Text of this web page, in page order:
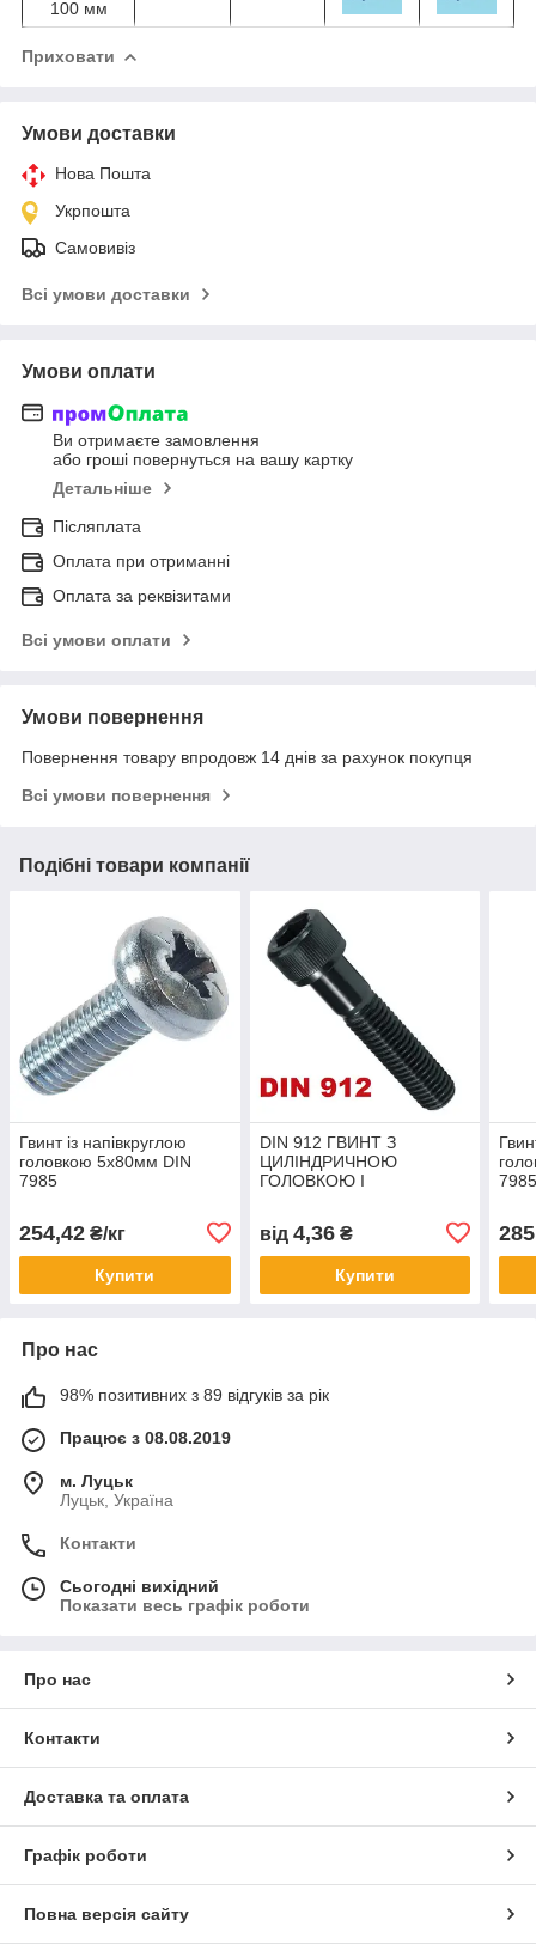
100 мм
Приховати
Умови доставки
Нова Пошта
Укрпошта
Самовивіз
Всі умови доставки
Умови оплати
Ви отримаєте замовлення
або гроші повернуться на вашу картку
Детальніше
Післяплата
Оплата при отриманні
Оплата за реквізитами
Всі умови оплати
Умови повернення
Повернення товару впродовж 14 днів за рахунок покупця
Всі умови повернення
Подібні товари компанії
Гвинт із напівкруглою
головкою 5х80мм DIN
7985
254,42 ₴/кг
Купити
DIN 912 ГВИНТ З
ЦИЛІНДРИЧНОЮ
ГОЛОВКОЮ І
ШЕСТИГРАННИКОМ 12.9
(РОЗМІРИ В ОПИСІ)
від 4,36₴
Купити
Про нас
98% позитивних з 89 відгуків за рік
Працює з 08.08.2019
м. Луцьк
Луцьк, Україна
Контакти
Сьогодні вихідний
Показати весь графік роботи
Про нас
Контакти
Доставка та оплата
Графік роботи
Повна версія сайту